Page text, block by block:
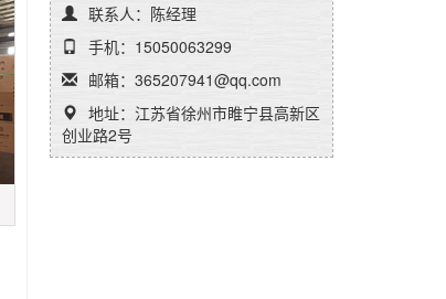
联系人：陈经理
手机：15050063299
邮箱：365207941@qq.com
地址：江苏省徐州市睢宁县高新区
创业路2号